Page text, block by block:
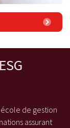
école de gestion
assurant